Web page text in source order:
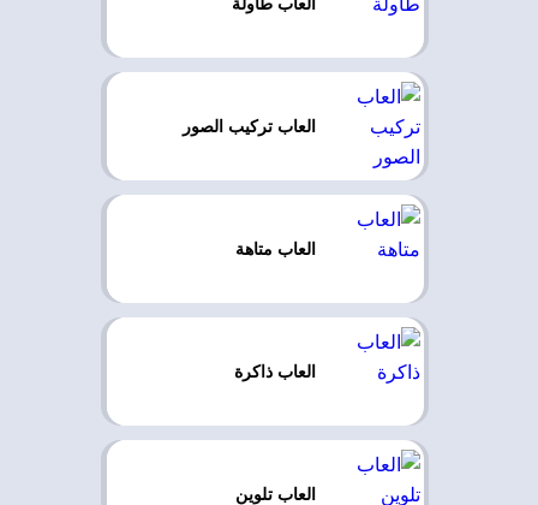
العاب تركيب الصور
العاب متاهة
العاب ذاكرة
العاب تلوين